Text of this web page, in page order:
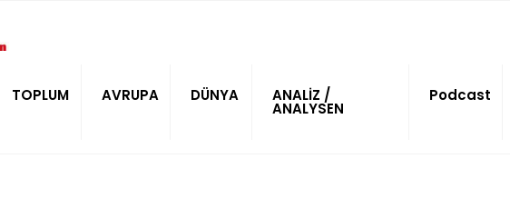
TOPLUM AVRUPA DÜNYA ANALİZ /
ANALYSEN
Podcast